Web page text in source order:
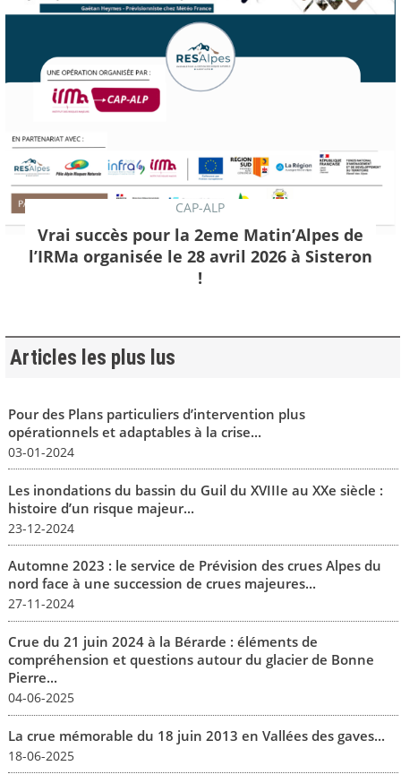
CAP-ALP
Vrai succès pour la 2eme Matin’Alpes de
l’IRMa organisée le 28 avril 2026 à Sisteron
!
Articles les plus lus
Pour des Plans particuliers d’intervention plus
opérationnels et adaptables à la crise...
03-01-2024
Les inondations du bassin du Guil du XVIIIe au XXe siècle :
histoire d’un risque majeur...
23-12-2024
Automne 2023 : le service de Prévision des crues Alpes du
nord face à une succession de crues majeures...
27-11-2024
Crue du 21 juin 2024 à la Bérarde : éléments de
compréhension et questions autour du glacier de Bonne
Pierre...
04-06-2025
La crue mémorable du 18 juin 2013 en Vallées des gaves...
18-06-2025